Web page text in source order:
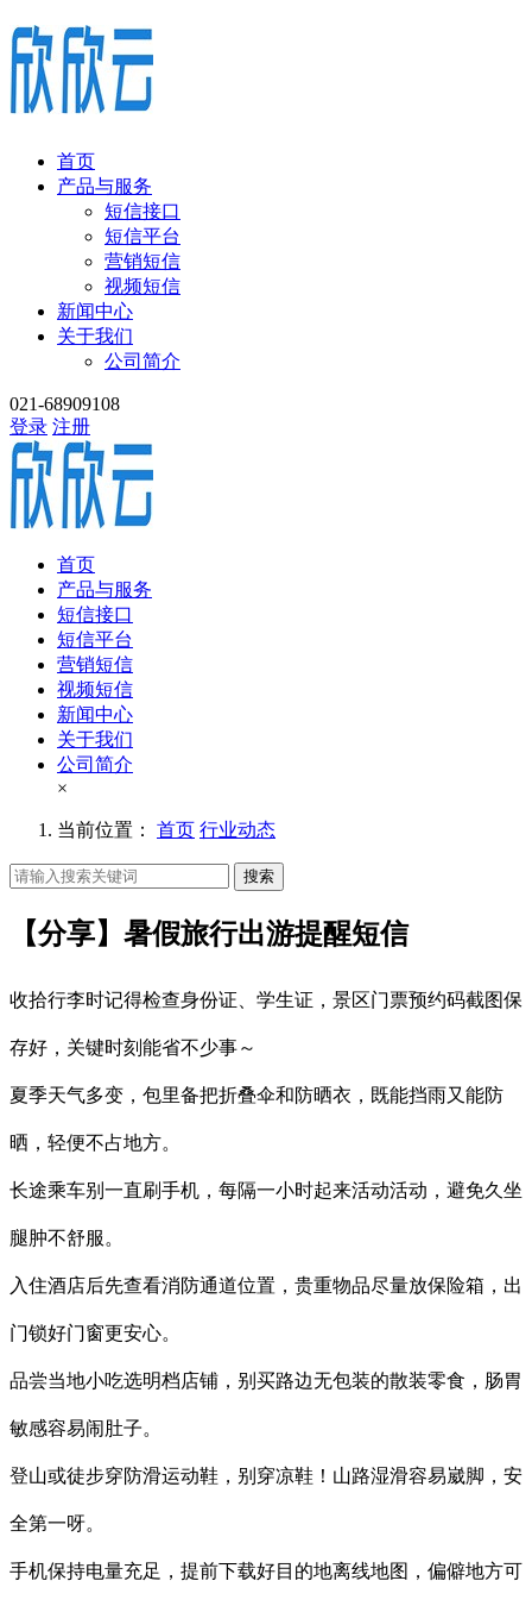
首页
产品与服务
短信接口
短信平台
营销短信
视频短信
新闻中心
关于我们
公司简介
021-68909108
登录 注册
首页
产品与服务
短信接口
短信平台
营销短信
视频短信
新闻中心
关于我们
公司简介
×
当前位置： 首页 行业动态
搜索
【分享】暑假旅行出游提醒短信
收拾行李时记得检查身份证、学生证，景区门票预约码截图保
存好，关键时刻能省不少事～
夏季天气多变，包里备把折叠伞和防晒衣，既能挡雨又能防
晒，轻便不占地方。
长途乘车别一直刷手机，每隔一小时起来活动活动，避免久坐
腿肿不舒服。
入住酒店后先查看消防通道位置，贵重物品尽量放保险箱，出
门锁好门窗更安心。
品尝当地小吃选明档店铺，别买路边无包装的散装零食，肠胃
敏感容易闹肚子。
登山或徒步穿防滑运动鞋，别穿凉鞋！山路湿滑容易崴脚，安
全第一呀。
手机保持电量充足，提前下载好目的地离线地图，偏僻地方可